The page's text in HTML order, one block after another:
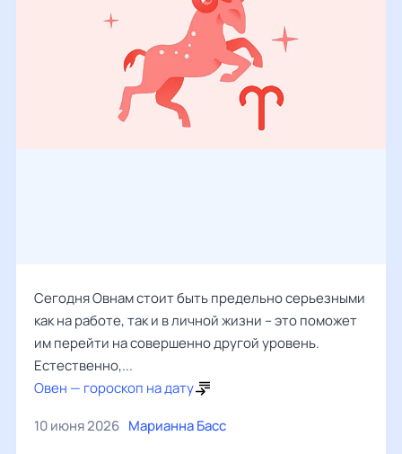
Сегодня Овнам стоит быть предельно серьезными
как на работе, так и в личной жизни – это поможет
им перейти на совершенно другой уровень.
Естественно,...
Овен — гороскоп на дату
10 июня 2026 Марианна Басс